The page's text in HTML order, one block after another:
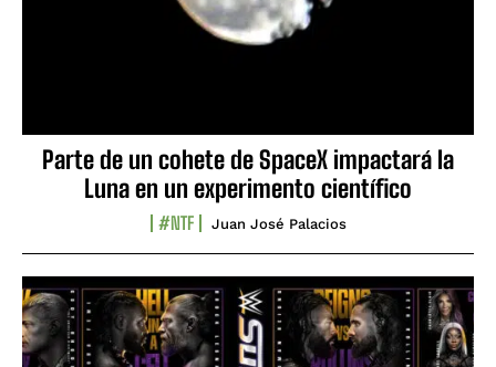
Parte de un cohete de SpaceX impactará la
Luna en un experimento científico
#NTF Juan José Palacios